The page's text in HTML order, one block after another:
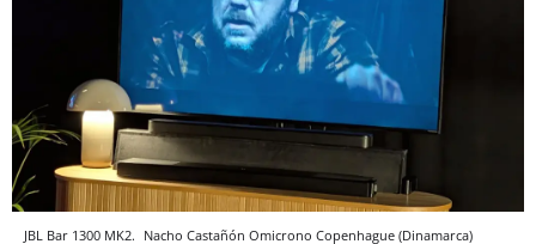
JBL Bar 1300 MK2. Nacho Castañón Omicrono Copenhague (Dinamarca)